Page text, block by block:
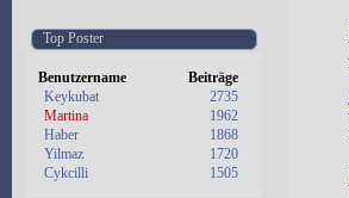
Top Poster
Benutzername
Beiträge
Keykubat
2735
Martina
1962
Haber
1868
Yilmaz
1720
Cykcilli
1505